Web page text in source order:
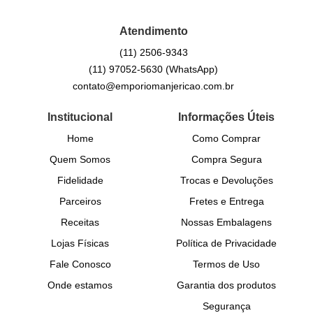
Atendimento
(11) 2506-9343
(11) 97052-5630(WhatsApp)
contato@emporiomanjericao.com.br
Institucional
Home
Quem Somos
Fidelidade
Parceiros
Receitas
Lojas Físicas
Fale Conosco
Onde estamos
Informações Úteis
Como Comprar
Compra Segura
Trocas e Devoluções
Fretes e Entrega
Nossas Embalagens
Política de Privacidade
Termos de Uso
Garantia dos produtos
Segurança